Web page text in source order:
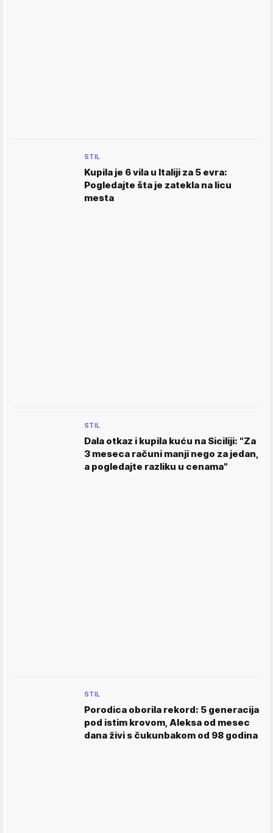
STIL
Kupila je 6 vila u Italiji za 5 evra:
Pogledajte šta je zatekla na licu
mesta
STIL
Dala otkaz i kupila kuću na Siciliji: "Za
3 meseca računi manji nego za jedan,
a pogledajte razliku u cenama"
STIL
Porodica oborila rekord: 5 generacija
pod istim krovom, Aleksa od mesec
dana živi s čukunbakom od 98 godina